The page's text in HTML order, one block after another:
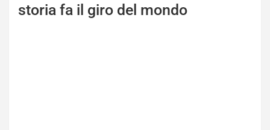
storia fa il giro del mondo